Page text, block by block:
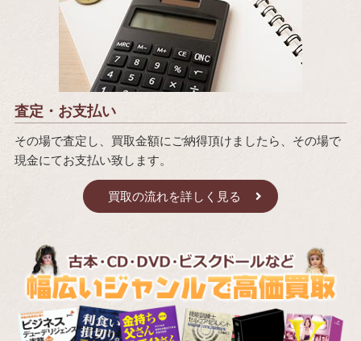
査定・お支払い
その場で査定し、買取金額にご納得頂けましたら、その場で
現金にてお支払い致します。
買取の流れを詳しく見る